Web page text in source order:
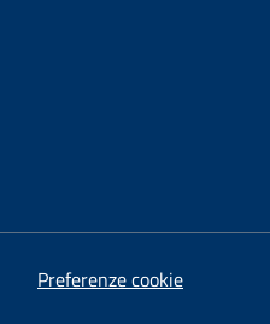
Preferenze cookie